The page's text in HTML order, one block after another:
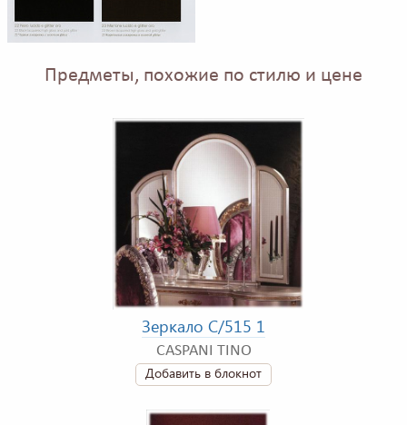
Предметы, похожие по стилю и цене
Зеркало C/515 1
CASPANI TINO
Добавить в блокнот